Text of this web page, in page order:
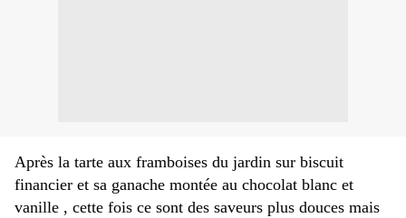
Après la tarte aux framboises du jardin sur biscuit
financier et sa ganache montée au chocolat blanc et
vanille , cette fois ce sont des saveurs plus douces mais